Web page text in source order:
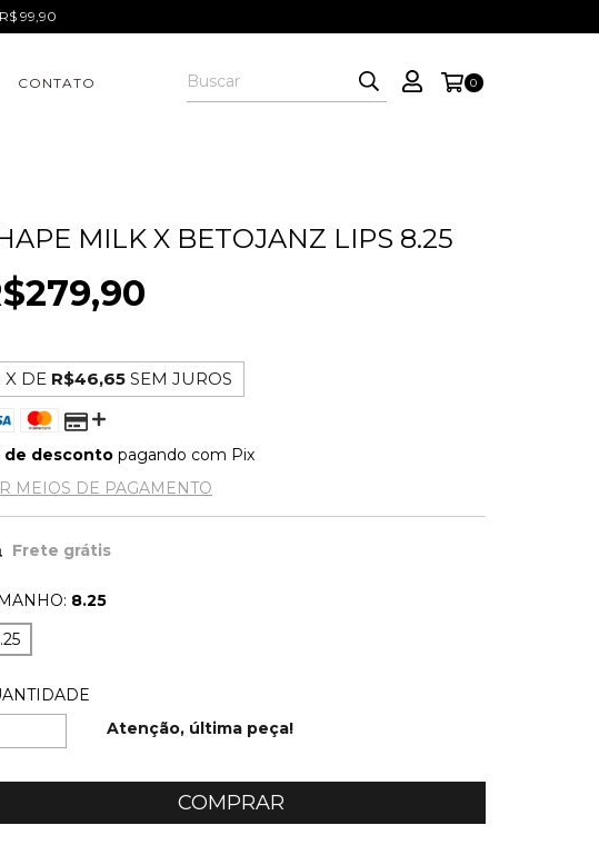
99,90
CONTATO 0
MILK X BETOJANZ LIPS 8.25
X DE R$46,65 SEM JUROS
de desconto pagando com Pix
MEIOS DE PAGAMENTO
Frete grátis
8.25
Atenção, última peça!